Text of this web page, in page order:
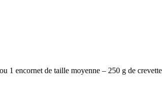
1 encornet de taille moyenne – 250 g de